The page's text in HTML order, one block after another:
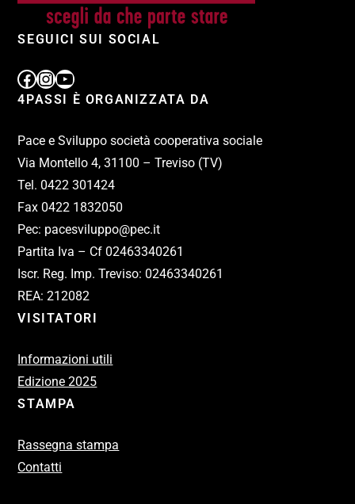
SEGUICI SUI SOCIAL
4PASSI È ORGANIZZATA DA
Pace e Sviluppo società cooperativa sociale
Via Montello 4, 31100 – Treviso (TV)
Tel. 0422 301424
Fax 0422 1832050
Pec: pacesviluppo@pec.it
Partita Iva – Cf 02463340261
Iscr. Reg. Imp. Treviso: 02463340261
REA: 212082
VISITATORI
Informazioni utili
Edizione 2025
STAMPA
Rassegna stampa
Contatti